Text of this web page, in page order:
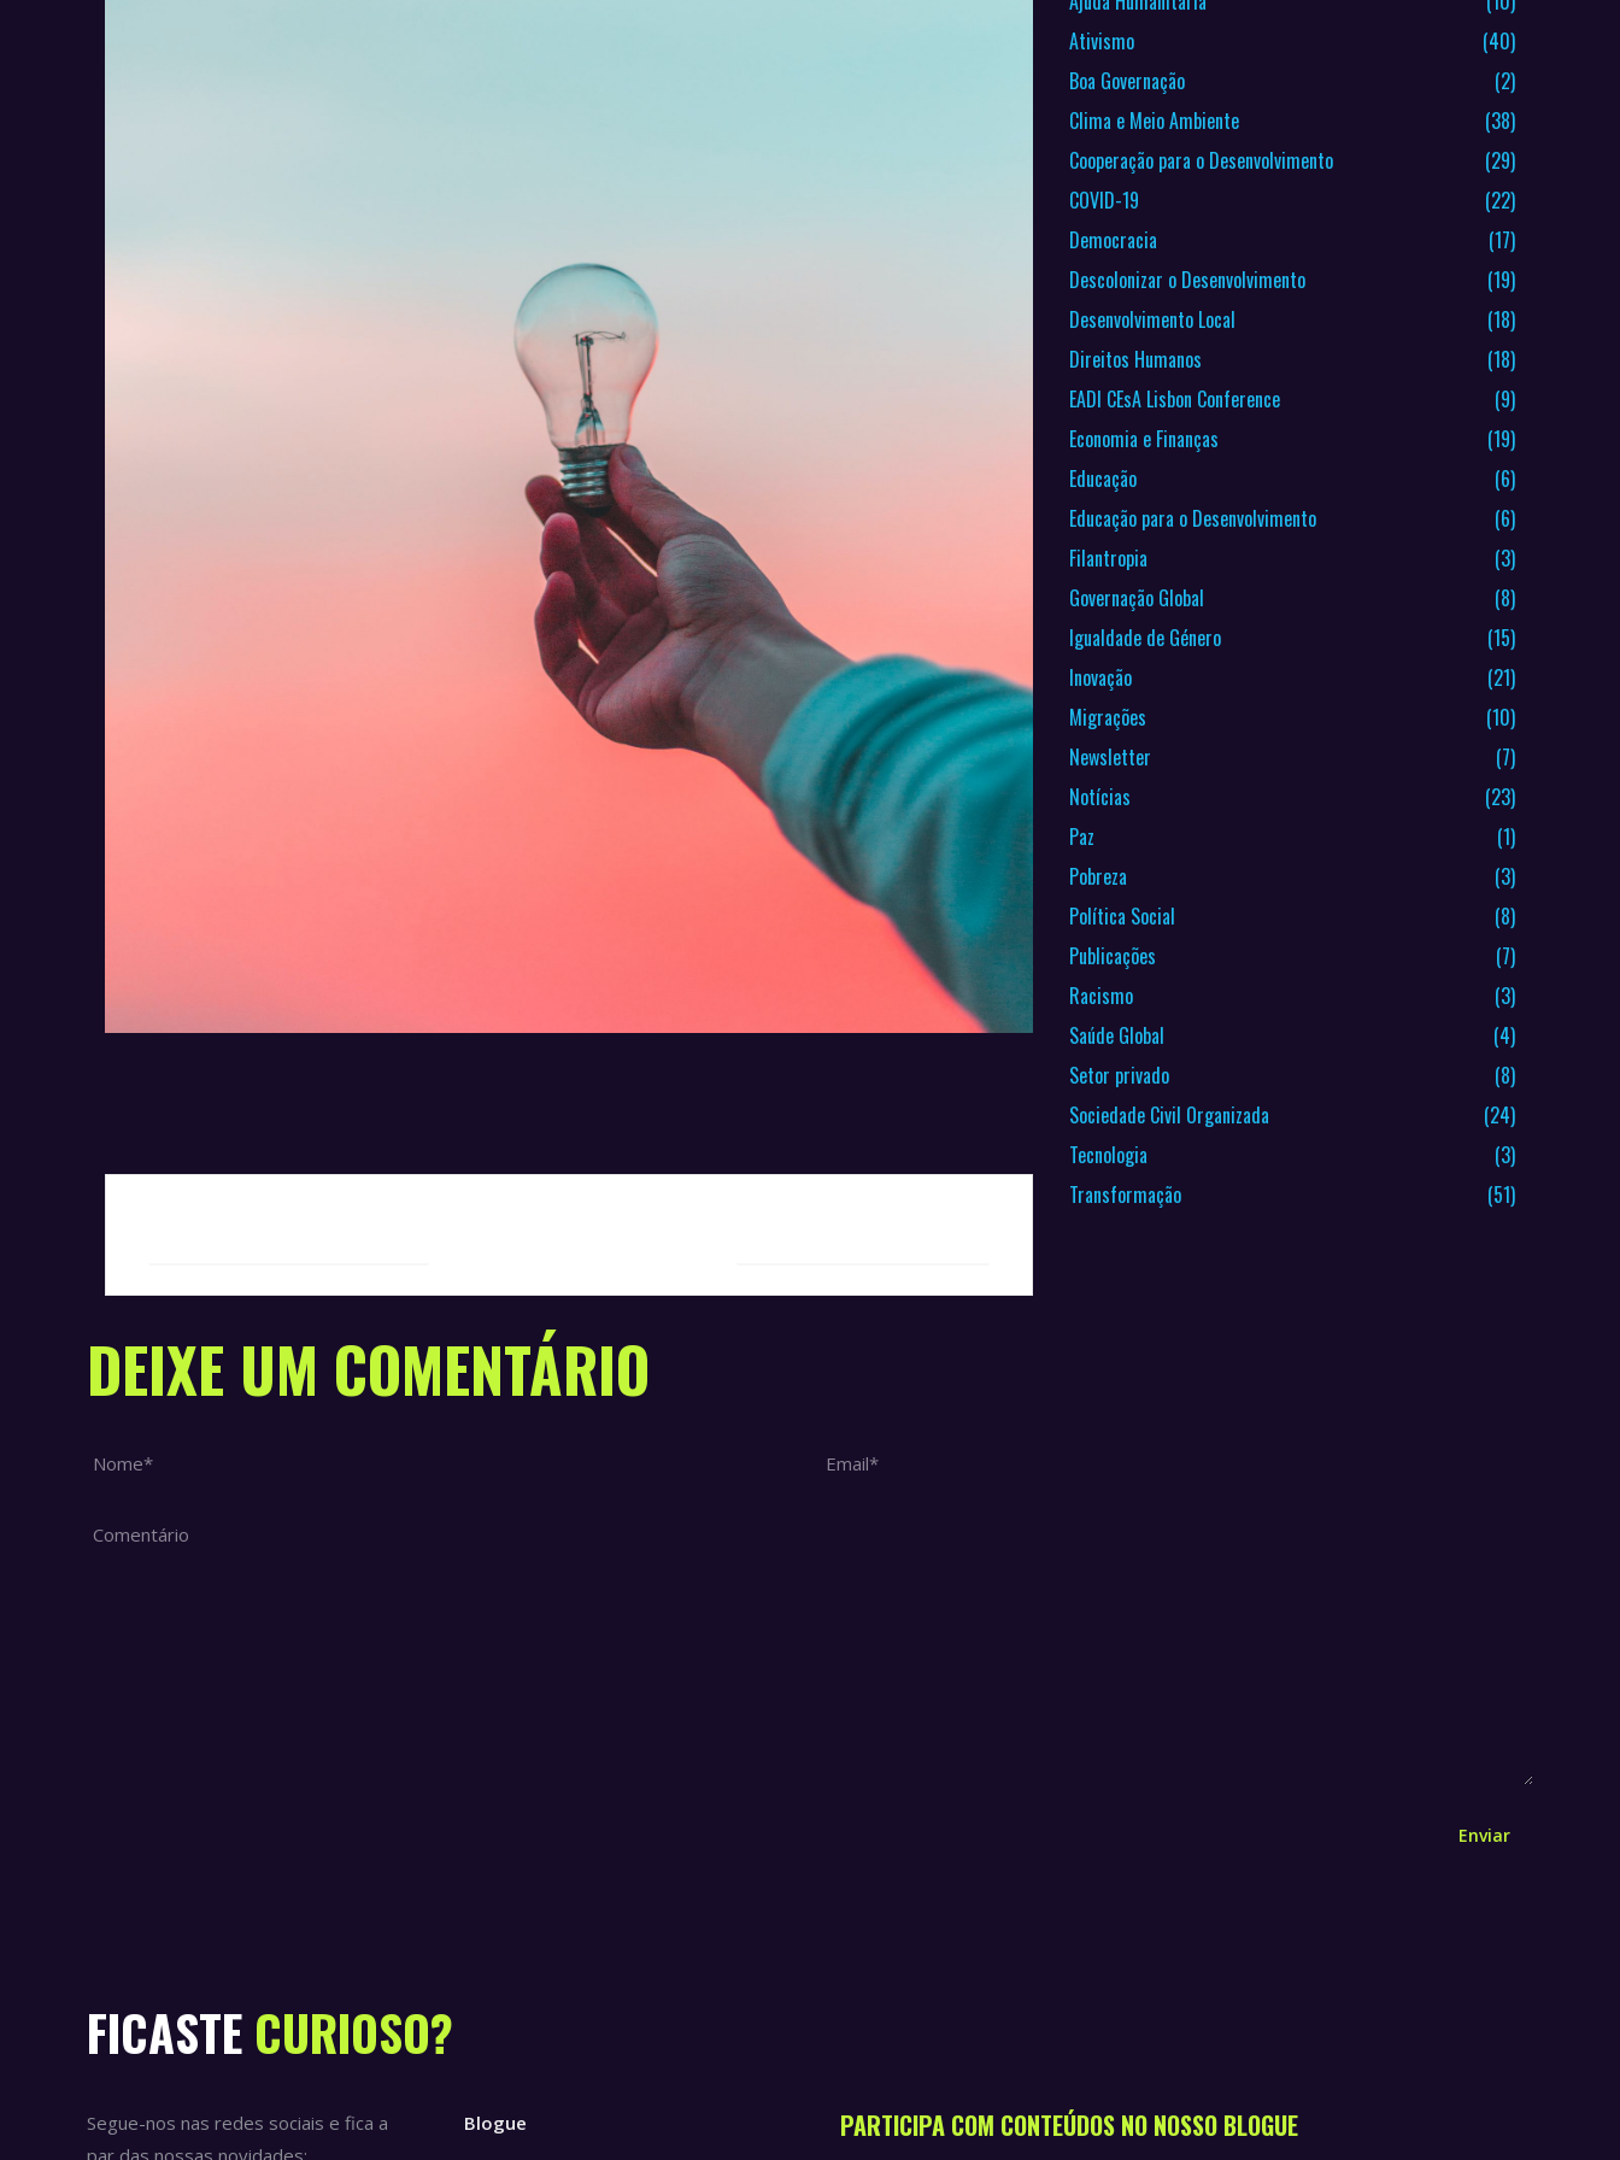
Ativismo
(40)
Boa Governação
(2)
Clima e Meio Ambiente
(38)
Cooperação para o Desenvolvimento
(29)
COVID-19
(22)
Democracia
(17)
Descolonizar o Desenvolvimento
(19)
Desenvolvimento Local
(18)
Direitos Humanos
(18)
EADI CEsA Lisbon Conference
(9)
Economia e Finanças
(19)
Educação
(6)
Educação para o Desenvolvimento
(6)
Filantropia
(3)
Governação Global
(8)
Igualdade de Género
(15)
Inovação
(21)
Migrações
(10)
Newsletter
(7)
Notícias
(23)
Paz
(1)
Pobreza
(3)
Política Social
(8)
Publicações
(7)
Racismo
(3)
Saúde Global
(4)
Setor privado
(8)
Sociedade Civil Organizada
(24)
Tecnologia
(3)
Transformação
(51)
DEIXE UM COMENTÁRIO
Comentário
Nome * Email *
Enviar
FICASTE CURIOSO?
Segue-nos nas redes sociais e fica a
par das nossas novidades:
Blogue PARTICIPA COM CONTEÚDOS NO NOSSO BLOGUE